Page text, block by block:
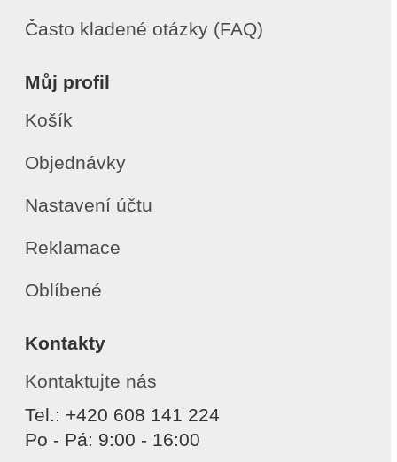
Často kladené otázky (FAQ)
Můj profil
Košík
Objednávky
Nastavení účtu
Reklamace
Oblíbené
Kontakty
Kontaktujte nás
Tel.: +420 608 141 224
Po - Pá: 9:00 - 16:00